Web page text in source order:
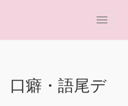
癖・語尾デ